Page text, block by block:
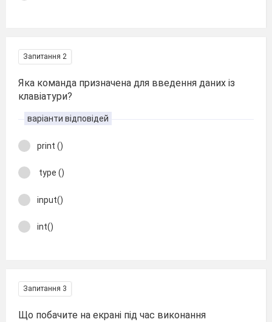
Запитання 2
Яка команда призначена для введення даних із
клавіатури?
варіанти відповідей
print ()
type ()
input()
int()
Запитання 3
Що побачите на екрані під час виконання